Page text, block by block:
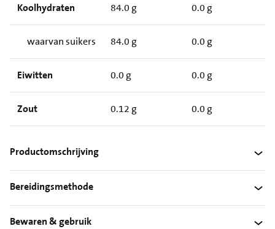
Koolhydraten 84.0 g 0.0 g
waarvan suikers 84.0 g 0.0 g
Eiwitten 0.0 g 0.0 g
Zout 0.12 g 0.0 g
Productomschrijving
Bereidingsmethode
Bewaren & gebruik